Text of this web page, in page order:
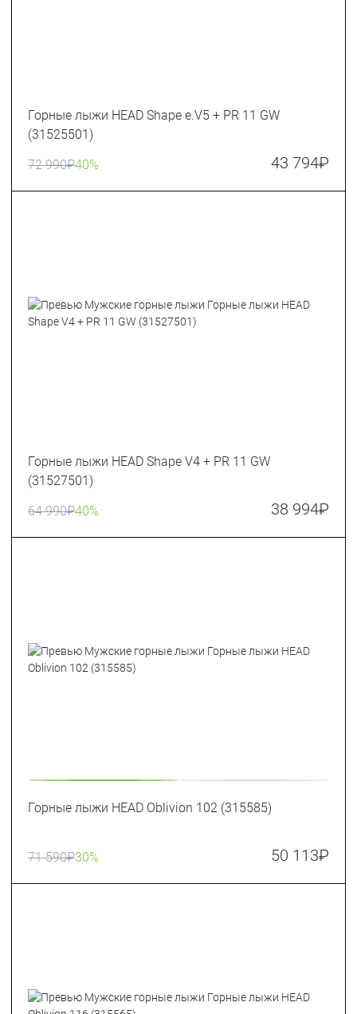
Горные лыжи HEAD Shape e.V5 + PR 11 GW
(31525501)
72 990₽40% 43 794₽
Горные лыжи HEAD Shape V4 + PR 11 GW
(31527501)
64 990₽40% 38 994₽
Горные лыжи HEAD Oblivion 102 (315585)
71 590₽30% 50 113₽